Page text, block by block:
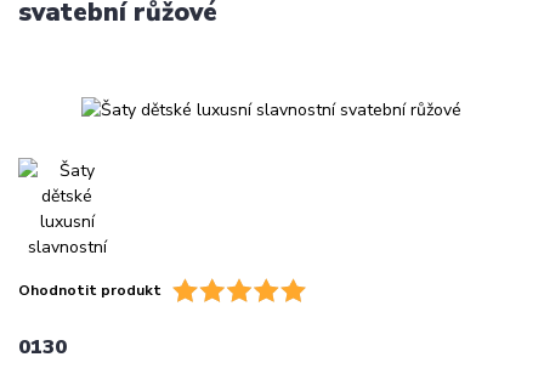
svatební růžové
Ohodnotit produkt
0130